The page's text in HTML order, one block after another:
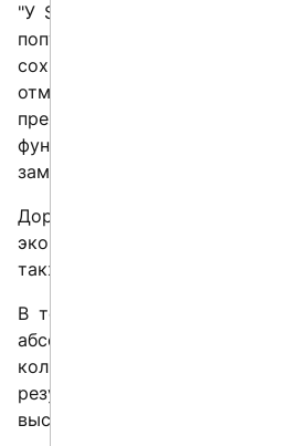
"У SAP нет достойной
популярный ответ (30%) на
сохранения SAP-
отметить, что в данном
прежде всего о решениях
функциональные области,
замены SAP выглядит более
Дороговизна, затраты
экономического эффекта от
также были названы в числе
В то, что SAP когда-нибудь
абсолютное меньшинство
количество
результатам опроса 2022
высказали подобное мнение).